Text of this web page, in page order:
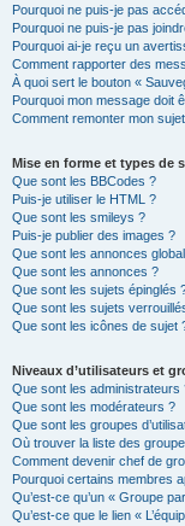
Pourquoi ne puis-je pas
Pourquoi ne puis-je pas
Pourquoi ai-je reçu un
Comment rapporter des
À quoi sert le bouton «
Pourquoi mon message doit
Comment remonter mon
Mise en forme et types de
Que sont les BBCodes ?
Puis-je utiliser le HTML ?
Que sont les smileys ?
Puis-je publier des images ?
Que sont les annonces
Que sont les annonces ?
Que sont les sujets épinglés
Que sont les sujets
Que sont les icônes de sujet
Niveaux d’utilisateurs et
Que sont les administrateurs
Que sont les modérateurs ?
Que sont les groupes
Où trouver la liste des
Comment devenir chef de
Pourquoi certains membres
Qu’est-ce qu’un « Groupe
Qu’est-ce que le lien «